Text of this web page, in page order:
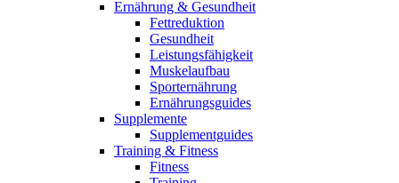
Ernährung & Gesundheit
Fettreduktion
Gesundheit
Leistungsfähigkeit
Muskelaufbau
Sporternährung
Ernährungsguides
Supplemente
Supplementguides
Training & Fitness
Fitness